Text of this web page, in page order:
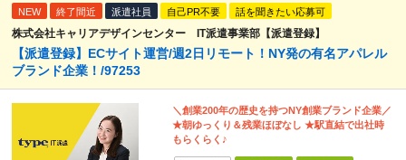
NEW 終了間近 派遣社員 自己PR不要 話を聞きたい応募可
株式会社キャリアデザインセンター IT派遣事業部【派遣登録】
【派遣登録】ECサイト運営/週2日リモート！NY発の有名アパレル
ブランド企業！/97253
＼創業200年の歴史を持つNY創業ブランド企業／
★朝ゆっくり＆残業ほぼなし ★駅直結で出社時
もらくらく♪